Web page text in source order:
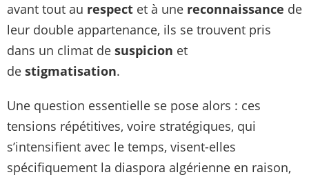
avant tout au respect et à une reconnaissance de
leur double appartenance, ils se trouvent pris
dans un climat de suspicion et
de stigmatisation.
Une question essentielle se pose alors : ces
tensions répétitives, voire stratégiques, qui
s’intensifient avec le temps, visent-elles
spécifiquement la diaspora algérienne en raison,